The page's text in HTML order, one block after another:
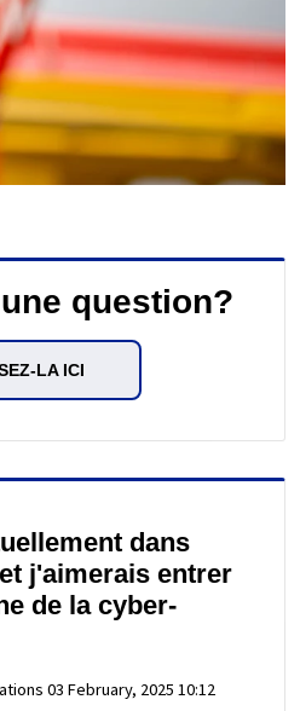
question?
LA ICI
dans
j'aimerais entrer
de la cyber-
03 February, 2025 10:12